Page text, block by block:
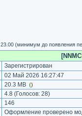
23.00 (минимум до появления
Зарегистрирован
02 Май 2026 16:27:47
20.3 MB ()
4.8 (Голосов: 28)
146
Оформление проверено